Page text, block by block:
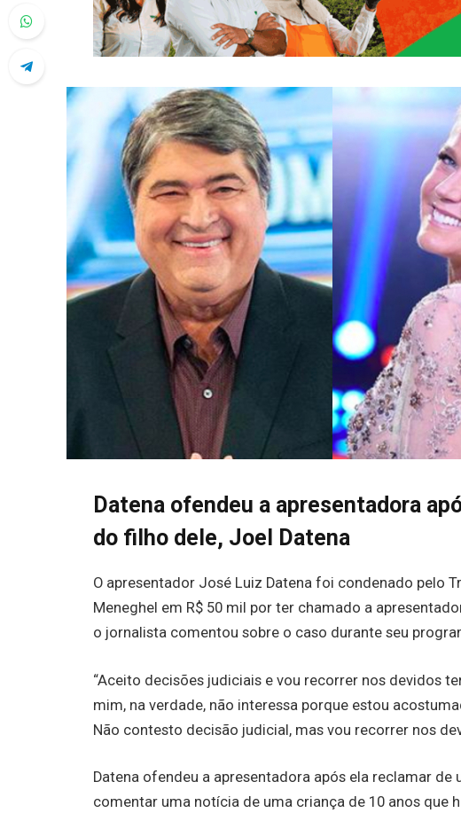
Datena ofendeu a apresentadora
do filho dele, Joel Datena
O apresentador José Luiz Datena foi condenado pelo
Meneghel em R$ 50 mil por ter chamado a
o jornalista comentou sobre o caso durante seu
“Aceito decisões judiciais e vou recorrer nos devidos
mim, na verdade, não interessa porque estou
Não contesto decisão judicial, mas vou recorrer nos
Datena ofendeu a apresentadora após ela reclamar
comentar uma notícia de uma criança de 10 anos que